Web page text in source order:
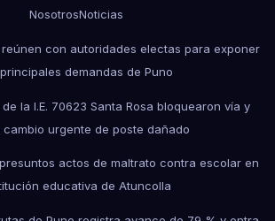
NosotrosNoticias
con autoridades electas para exponer
demandas de Puno
la I.E. 70623 Santa Rosa bloquearon vía y
cambio urgente de poste dañado
actos de maltrato contra escolar en
educativa de Atuncolla